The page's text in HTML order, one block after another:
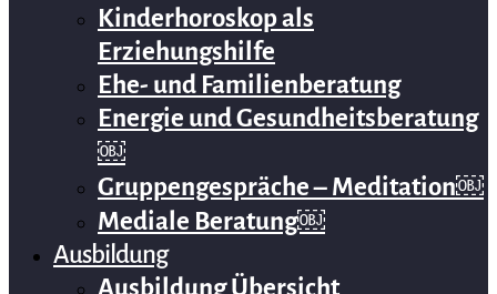
Kinderhoroskop als
Erziehungshilfe
Ehe- und Familienberatung
Energie und Gesundheitsberatung
￼
Gruppengespräche – Meditation￼
Mediale Beratung￼
Ausbildung
Ausbildung Übersicht